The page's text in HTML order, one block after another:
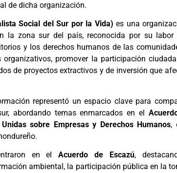
de dicha organización.
Social del Sur por la Vida) es una
la zona sur del país, reconocida por su labor
y los derechos humanos de las
organizativos, promover la participación
de proyectos extractivos y de inversión que
representó un espacio clave para
abordando temas enmarcados en el
sobre Empresas y Derechos Humanos,
en elAcuerdo de Escazú,
ambiental, la participación pública en la